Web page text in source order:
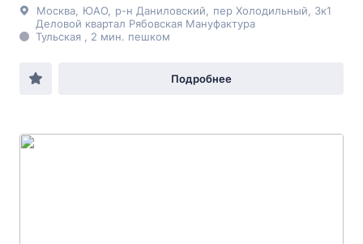
Москва ЮАО р-н Даниловский пер Холодильный , 3к1
Деловой квартал Рябовская Мануфактура
Тульская , 2 мин. пешком
Подробнее